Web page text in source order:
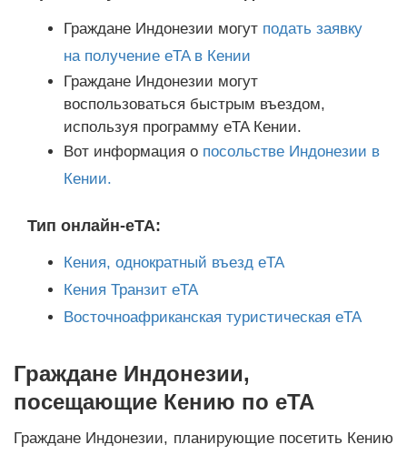
Граждане Индонезии могут подать заявку
на получение eTA в Кении
Граждане Индонезии могут
воспользоваться быстрым въездом,
используя программу eTA Кении.
Вот информация о посольстве Индонезии в
Кении.
Тип онлайн-eTA:
Кения, однократный въезд eTA
Кения Транзит eTA
Восточноафриканская туристическая eTA
Граждане Индонезии,
посещающие Кению по eTA
Граждане Индонезии, планирующие посетить Кению